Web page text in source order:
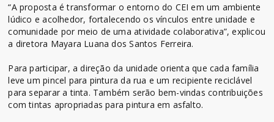
“A proposta é transformar o entorno do CEI em um ambiente
lúdico e acolhedor, fortalecendo os vínculos entre unidade e
comunidade por meio de uma atividade colaborativa”, explicou
a diretora Mayara Luana dos Santos Ferreira.
Para participar, a direção da unidade orienta que cada família
leve um pincel para pintura da rua e um recipiente reciclável
para separar a tinta. Também serão bem-vindas contribuições
com tintas apropriadas para pintura em asfalto.